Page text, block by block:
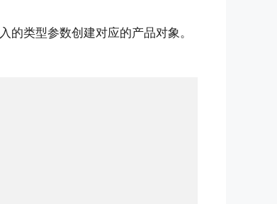
的类型参数创建对应的产品对象。